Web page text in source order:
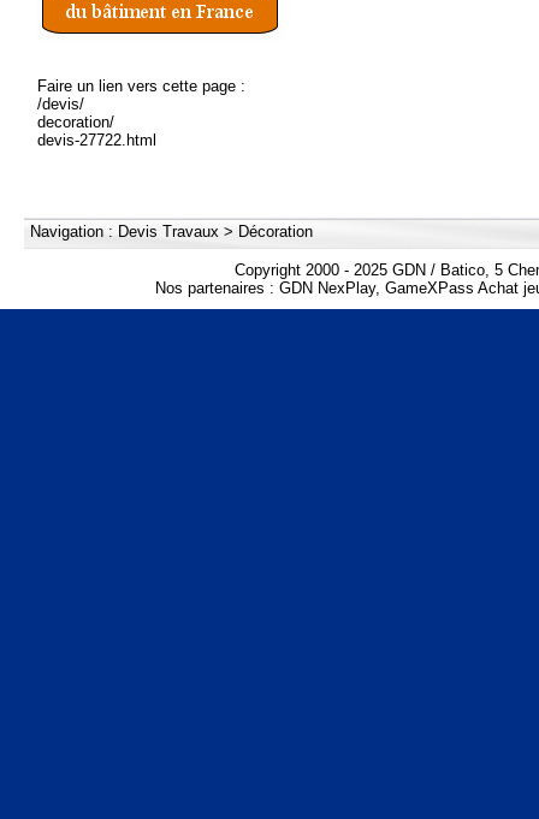
Faire un lien vers cette page :
/devis/
decoration/
devis-27722.html
Navigation : Devis Travaux > Décoration
Copyright 2000 - 2025 GDN / Batico, 5
Nos partenaires : GDN NexPlay, GameXPass Achat